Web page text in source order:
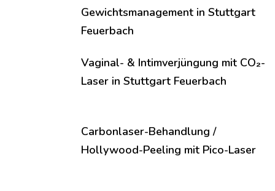
Gewichtsmanagement in Stuttgart
Feuerbach
Vaginal- & Intimverjüngung mit CO₂-
Laser in Stuttgart Feuerbach
Carbonlaser-Behandlung /
Hollywood-Peeling mit Pico-Laser